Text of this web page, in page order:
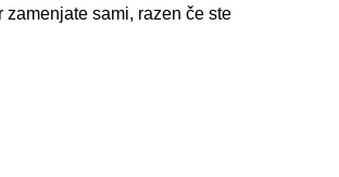
sami, razen če ste